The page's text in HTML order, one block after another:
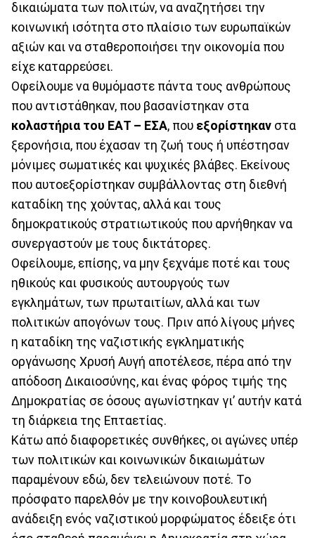
δικαιώματα των πολιτών, να αναζητήσει την
κοινωνική ισότητα στο πλαίσιο των ευρωπαϊκών
αξιών και να σταθεροποιήσει την οικονομία που
είχε καταρρεύσει.
Οφείλουμε να θυμόμαστε πάντα τους ανθρώπους
που αντιστάθηκαν, που βασανίστηκαν στα
κολαστήρια του ΕΑΤ – ΕΣΑ, που εξορίστηκαν στα
ξερονήσια, που έχασαν τη ζωή τους ή υπέστησαν
μόνιμες σωματικές και ψυχικές βλάβες. Εκείνους
που αυτοεξορίστηκαν συμβάλλοντας στη διεθνή
καταδίκη της χούντας, αλλά και τους
δημοκρατικούς στρατιωτικούς που αρνήθηκαν να
συνεργαστούν με τους δικτάτορες.
Οφείλουμε, επίσης, να μην ξεχνάμε ποτέ και τους
ηθικούς και φυσικούς αυτουργούς των
εγκλημάτων, των πρωταιτίων, αλλά και των
πολιτικών απογόνων τους. Πριν από λίγους μήνες
η καταδίκη της ναζιστικής εγκληματικής
οργάνωσης Χρυσή Αυγή αποτέλεσε, πέρα από την
απόδοση Δικαιοσύνης, και ένας φόρος τιμής της
Δημοκρατίας σε όσους αγωνίστηκαν γι’ αυτήν κατά
τη διάρκεια της Επταετίας.
Κάτω από διαφορετικές συνθήκες, οι αγώνες υπέρ
των πολιτικών και κοινωνικών δικαιωμάτων
παραμένουν εδώ, δεν τελειώνουν ποτέ. Το
πρόσφατο παρελθόν με την κοινοβουλευτική
ανάδειξη ενός ναζιστικού μορφώματος έδειξε ότι